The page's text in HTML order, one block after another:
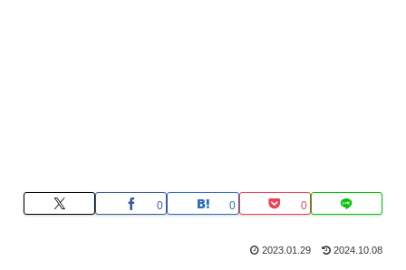
0 0 0
2023.01.29 2024.10.08